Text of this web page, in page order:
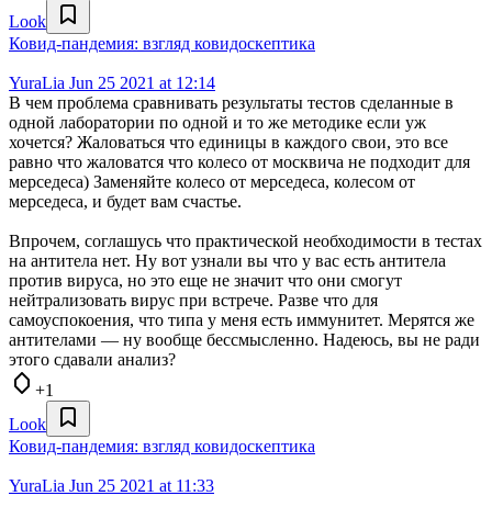
Look
Ковид-пандемия: взгляд ковидоскептика
YuraLia Jun 25 2021 at 12:14
В чем проблема сравнивать результаты тестов сделанные в
одной лаборатории по одной и то же методике если уж
хочется? Жаловаться что единицы в каждого свои, это все
равно что жаловатся что колесо от москвича не подходит для
мерседеса) Заменяйте колесо от мерседеса, колесом от
мерседеса, и будет вам счастье.
Впрочем, соглашусь что практической необходимости в тестах
на антитела нет. Ну вот узнали вы что у вас есть антитела
против вируса, но это еще не значит что они смогут
нейтрализовать вирус при встрече. Разве что для
самоуспокоения, что типа у меня есть иммунитет. Мерятся же
антителами — ну вообще бессмысленно. Надеюсь, вы не ради
этого сдавали анализ?
+1
Look
Ковид-пандемия: взгляд ковидоскептика
YuraLia Jun 25 2021 at 11:33